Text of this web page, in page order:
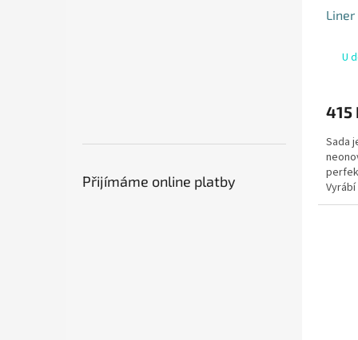
Přijímáme online platby
Liner
U
415
Sada
1977